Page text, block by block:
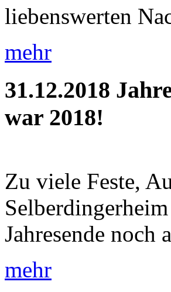
liebenswerten
mehr
31.12.2018
war 2018!
Zu viele Feste,
Jahresende noch
mehr